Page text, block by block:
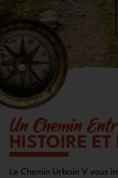
Un Chemin
HISTOIRE ET
Le Chemin Urbain V vous